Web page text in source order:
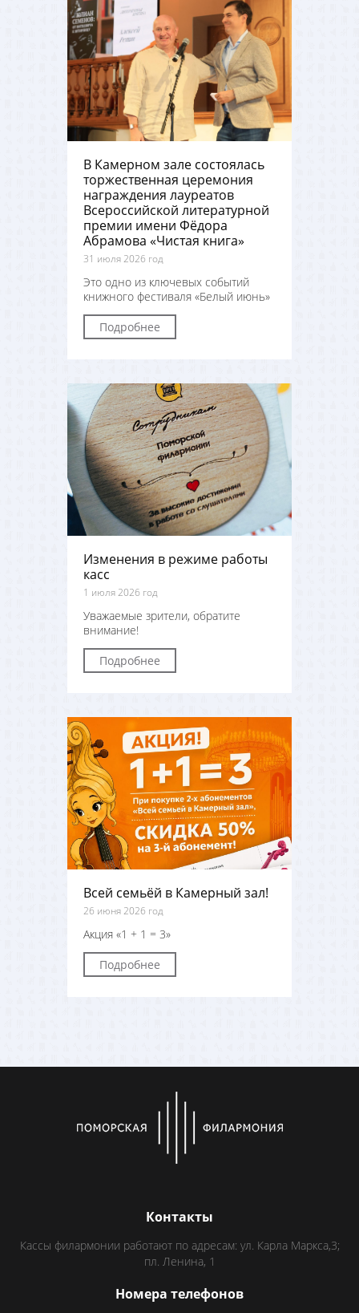
В Камерном зале состоялась
торжественная церемония
награждения лауреатов
Всероссийской литературной
премии имени Фёдора
Абрамова «Чистая книга»
31 июля 2026 год
Это одно из ключевых событий
книжного фестиваля «Белый июнь»
Подробнее
Изменения в режиме работы
касс
1 июля 2026 год
Уважаемые зрители, обратите
внимание!
Подробнее
Всей семьёй в Камерный зал!
26 июня 2026 год
Акция «1 + 1 = 3»
Подробнее
Контакты
Кассы филармонии работают по адресам: ул. Карла Маркса,3;
пл. Ленина, 1
Номера телефонов